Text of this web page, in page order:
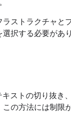
ストラクチャと
択する必要があり
ストの切り抜き
の方法には制限